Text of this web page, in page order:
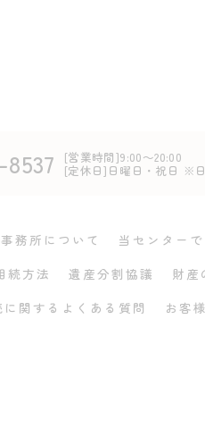
[営業時間]9:00～20:00
[定休日]日曜日・祝日 ※
務所について 当センター
続方法
遺産分割協議 財産
に関するよくある質問
お客